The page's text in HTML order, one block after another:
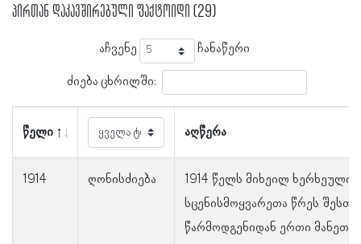
პირთან დაკავშირებული ფაქტოიდი (29)
აჩვენე ჩანაწერი
ძიება ცხრილში:
წელი აღწერა
1914 ღონისძიება
1914 წელს მიხეილ
სცენისმოყვარეთა წრეს
წარმოდგენიდან ერთი